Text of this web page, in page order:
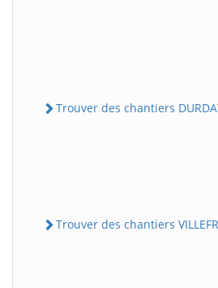
Trouver des chantiers
Trouver des chantiers